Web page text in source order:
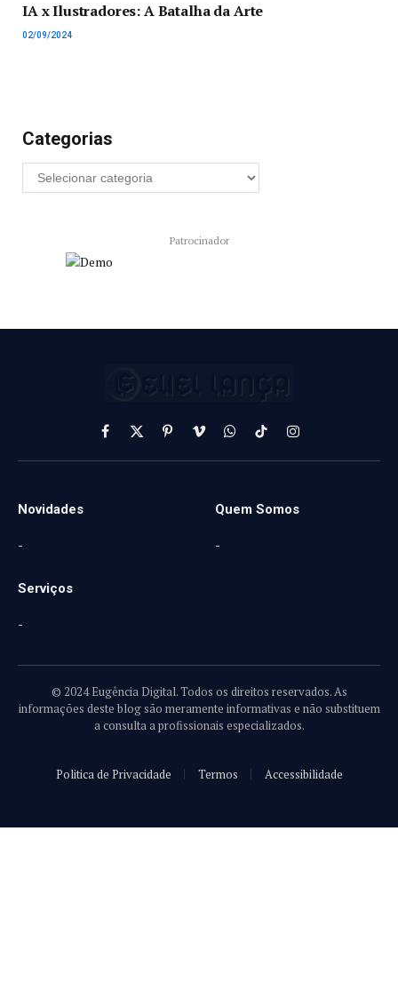
IA x Ilustradores: A Batalha da Arte
02/09/2024
Categorias
Patrocinador
Facebook
X
(Twitter)
PinterestVimeoWhatsApp
TikTokInstagram
Novidades
-
Quem Somos
-
Serviços
-
© 2024 Eugência Digital. Todos os direitos reservados. As
informações deste blog são meramente informativas e não substituem
a consulta a profissionais especializados.
Politica de Privacidade Termos Accessibilidade